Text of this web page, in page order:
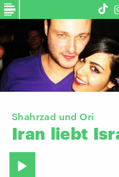
Shahrzad und Ori
Iran liebt